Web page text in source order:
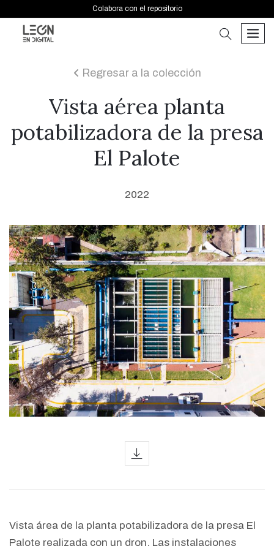
Colabora con el repositorio
buscar
icon
Regresar a la colección
Vista aérea planta
potabilizadora de la presa
El Palote
2022
Vista área de la planta potabilizadora de la presa El
Palote realizada con un dron. Las instalaciones